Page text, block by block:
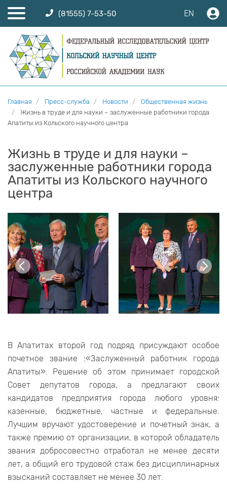
(81555) 7-53-50 EN
Главная Пресс-служба Новости
Общественная жизнь
Жизнь в труде и для науки – заслуженные работники города
Апатиты из Кольского научного центра
Жизнь в труде и для науки –
заслуженные работники города
Апатиты из Кольского научного
центра
В Апатитах второй год подряд присуждают особое
почетное звание :«Заслуженный работник города
Апатиты». Решение об этом принимает городской
Совет депутатов города, а предлагают своих
кандидатов предприятия города любого уровня:
казенные, бюджетные, частные и федеральные.
Лучшим вручают удостоверение и почетный знак, а
также премию от организации, в которой обладатель
звания добросовестно отработал не менее десяти
лет, а общий его трудовой стаж без дисциплинарных
взысканий составляет не менее 30 лет.